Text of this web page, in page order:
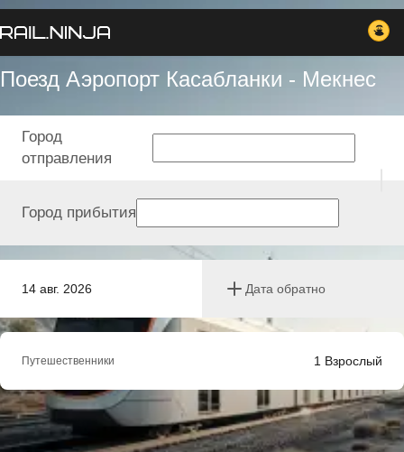
Поезд Аэропорт Касабланки - Мекнес
14 авг. 2026 Дата обратно
Город
отправления
Город прибытия
Путешественники 1 Взрослый